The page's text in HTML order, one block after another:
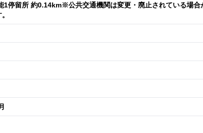
1停留所 約0.14km※公共交通機関は変更・廃止されている場合